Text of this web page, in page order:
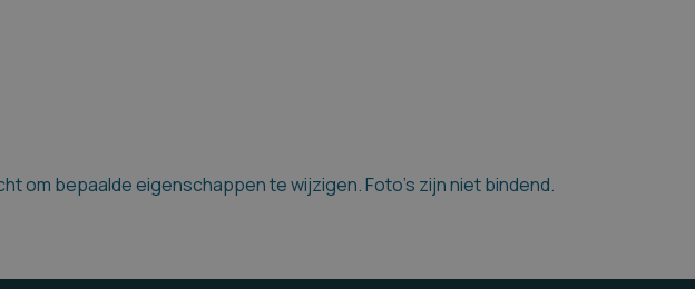
om bepaalde eigenschappen te wijzigen. Foto's zijn niet bindend.